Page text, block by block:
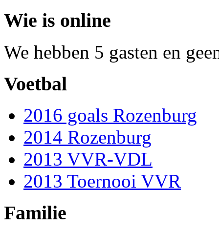
Wie is online
We hebben 5 gasten en
Voetbal
2016 goals Rozenburg
2014 Rozenburg
2013 VVR-VDL
2013 Toernooi VVR
Familie